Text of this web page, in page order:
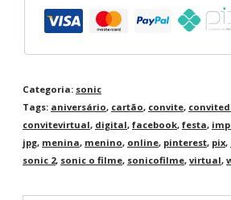
Categoria: sonic
Tags: aniversário, cartão, convite,
convitevirtual, digital, facebook, festa,
jpg, menina, menino, online, pinterest, pix,
sonic 2, sonic o filme, sonicofilme, virtual,